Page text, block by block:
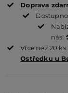
Doprava
nás!
Více než 20
Ostředku u